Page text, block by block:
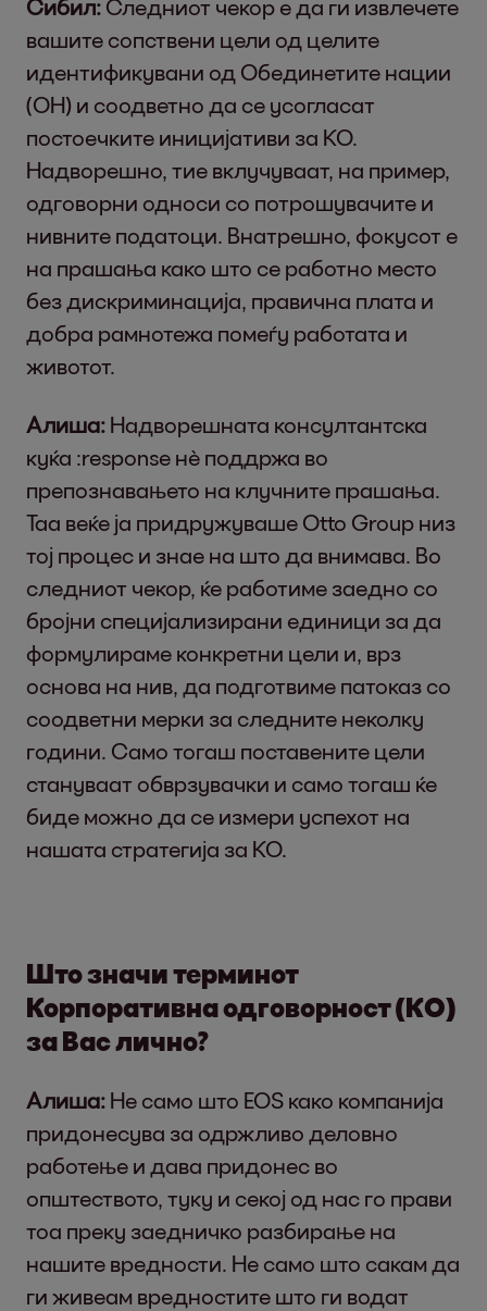
Сибил: Следниот чекор е да ги извлечете
вашите сопствени цели од целите
идентификувани од Обединетите нации
(ОН) и соодветно да се усогласат
постоечките иницијативи за КО.
Надворешно, тие вклучуваат, на пример,
одговорни односи со потрошувачите и
нивните податоци. Внатрешно, фокусот е
на прашања како што се работно место
без дискриминација, правична плата и
добра рамнотежа помеѓу работата и
животот.
Алиша: Надворешната консултантска
куќа :response нѐ поддржа во
препознавањето на клучните прашања.
Таа веќе ја придружуваше Otto Group низ
тој процес и знае на што да внимава. Во
следниот чекор, ќе работиме заедно со
бројни специјализирани единици за да
формулираме конкретни цели и, врз
основа на нив, да подготвиме патоказ со
соодветни мерки за следните неколку
години. Само тогаш поставените цели
стануваат обврзувачки и само тогаш ќе
биде можно да се измери успехот на
нашата стратегија за КО.
Што значи терминот
Корпоративна одговорност (КO)
за Вас лично?
Алиша: Не само што EOS како компанија
придонесува за одржливо деловно
работење и дава придонес во
општеството, туку и секој од нас го прави
тоа преку заедничко разбирање на
нашите вредности. Не само што сакам да
ги живеам вредностите што ги водат